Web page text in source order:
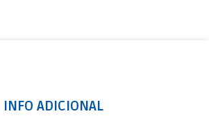
INFO ADICIONAL